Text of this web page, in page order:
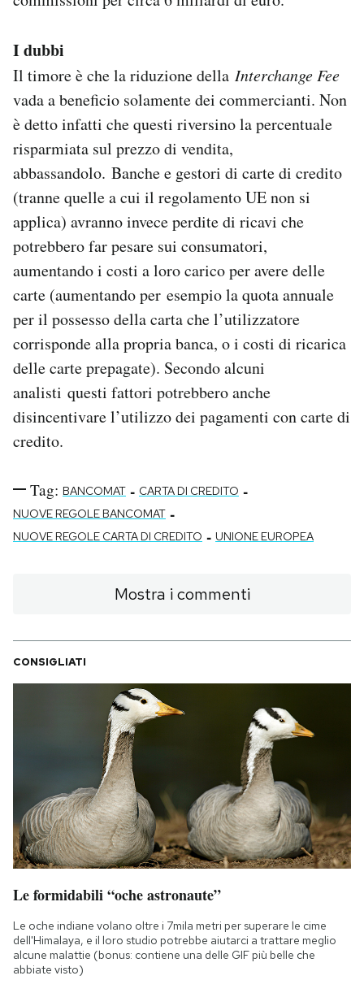
I dubbi
Il timore è che la riduzione della Interchange Fee
vada a beneficio solamente dei commercianti. Non
è detto infatti che questi riversino la percentuale
risparmiata sul prezzo di vendita,
abbassandolo. Banche e gestori di carte di credito
(tranne quelle a cui il regolamento UE non si
applica) avranno invece perdite di ricavi che
potrebbero far pesare sui consumatori,
aumentando i costi a loro carico per avere delle
carte (aumentando per esempio la quota annuale
per il possesso della carta che l’utilizzatore
corrisponde alla propria banca, o i costi di ricarica
delle carte prepagate). Secondo alcuni
analisti questi fattori potrebbero anche
disincentivare l’utilizzo dei pagamenti con carte di
credito.
Tag: BANCOMAT - CARTA DI CREDITO -
NUOVE REGOLE BANCOMAT -
NUOVE REGOLE CARTA DI CREDITO - UNIONE EUROPEA
Mostra i commenti
CONSIGLIATI
Le formidabili “oche astronaute”
Le oche indiane volano oltre i 7mila metri per superare le cime
dell'Himalaya, e il loro studio potrebbe aiutarci a trattare meglio
alcune malattie (bonus: contiene una delle GIF più belle che
abbiate visto)